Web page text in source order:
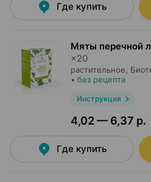
Где купить
Мяты перечной
×20
растительное,
• без рецепта
Инструкция
4,02 — 6,37 р.
Где купить